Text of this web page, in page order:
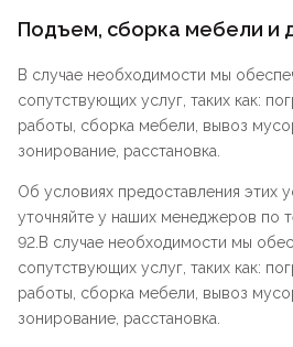
Подъем, сборка мебели и
В случае необходимости мы
сопутствующих услуг, таких как:
работы, сборка мебели, вывоз
зонирование, расстановка.
Об условиях предоставления этих
уточняйте у наших менеджеров по
92.В случае необходимости мы
сопутствующих услуг, таких как:
работы, сборка мебели, вывоз
зонирование, расстановка.